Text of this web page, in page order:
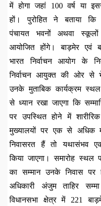
में होगा जहां 100 वर्ष या
हों। पुरोहित ने बताया
पंचायत भवनों अथवा
आयोजित होंगे। बाड़मेर एवं
भारत निर्वाचन आयोग के
निर्वाचन आयुक्त की ओर से
उनके मुताबिक कार्यक्रम
से ध्यान रखा जाएगा कि
पर उपस्थित होने में
मुख्यालयों पर एक से अधिक
निवासरत हैं तो यथासंभव
किया जाएगा। समारोह स्थल
का सम्मान उनके निवास पर
अधिकारी अंजुम ताहिर
विधानसभा क्षेत्र में 221